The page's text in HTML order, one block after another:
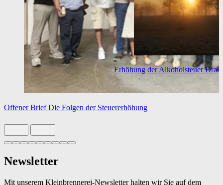
Offener Brief Die Folgen der Steuererhöhung
Erhöhung der Alkoholsteuer
Slide 1 von 9 aktiv
Newsletter
Mit unserem Kleinbrennerei-Newsletter halten wir Sie auf dem